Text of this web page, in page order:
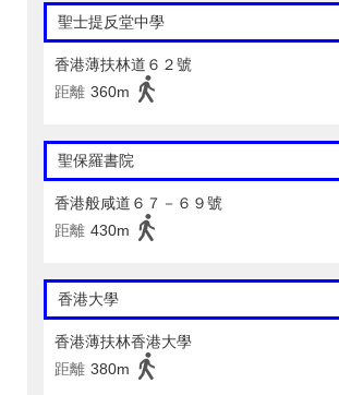
聖士提反堂中學
香港薄扶林道６２號
距離 360m
聖保羅書院
香港般咸道６７－６９號
距離 430m
香港大學
香港薄扶林香港大學
距離 380m